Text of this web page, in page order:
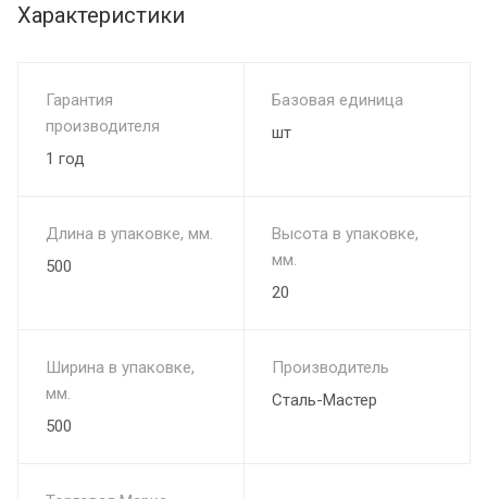
Характеристики
Гарантия
производителя
1 год
Базовая единица
шт
Длина в упаковке, мм.
500
Высота в упаковке,
мм.
20
Ширина в упаковке,
мм.
500
Производитель
Сталь-Мастер